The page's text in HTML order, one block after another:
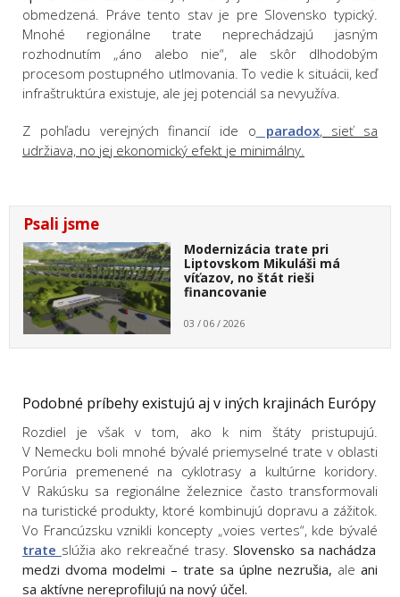
obmedzená. Práve tento stav je pre Slovensko typický.
Mnohé regionálne trate neprechádzajú jasným
rozhodnutím „áno alebo nie“, ale skôr dlhodobým
procesom postupného utlmovania. To vedie k situácii, keď
infraštruktúra existuje, ale jej potenciál sa nevyužíva.
Z pohľadu verejných financií ide o paradox, sieť sa
udržiava, no jej ekonomický efekt je minimálny.
Psali jsme
Modernizácia trate pri
Liptovskom Mikuláši má
víťazov, no štát rieši
financovanie
03 / 06 / 2026
Podobné príbehy existujú aj v iných krajinách Európy
Rozdiel je však v tom, ako k nim štáty pristupujú.
V Nemecku boli mnohé bývalé priemyselné trate v oblasti
Porúria premenené na cyklotrasy a kultúrne koridory.
V Rakúsku sa regionálne železnice často transformovali
na turistické produkty, ktoré kombinujú dopravu a zážitok.
Vo Francúzsku vznikli koncepty „voies vertes“, kde bývalé
trate slúžia ako rekreačné trasy.Slovensko sa nachádza
medzi dvoma modelmi – trate sa úplne nezrušia, ale ani
sa aktívne nereprofilujú na nový účel.